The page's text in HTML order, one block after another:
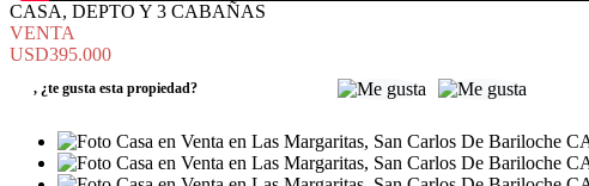
CASA, DEPTO Y 3 CABAÑAS
VENTA
USD395.000
, ¿te gusta esta propiedad?